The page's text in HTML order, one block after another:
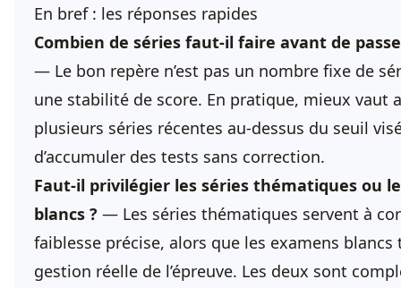
En bref : les réponses rapides
Combien de séries faut-il faire avant de
— Le bon repère n’est pas un nombre fixe de
une stabilité de score. En pratique, mieux vaut
plusieurs séries récentes au-dessus du seuil
d’accumuler des tests sans correction.
Faut-il privilégier les séries thématiques ou
blancs ? — Les séries thématiques servent à
faiblesse précise, alors que les examens
gestion réelle de l’épreuve. Les deux sont